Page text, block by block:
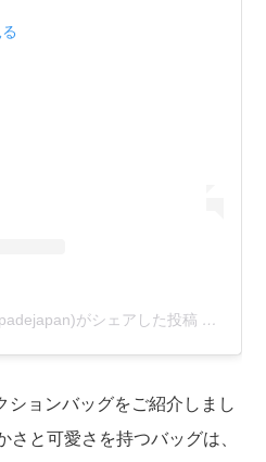
がシェアした投稿
ションバッグをご紹介しまし
さと可愛さを持つバッグは、